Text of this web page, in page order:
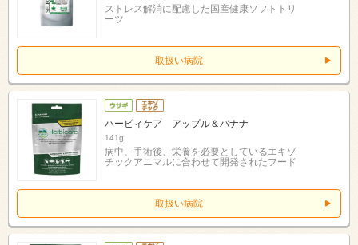
ストレス解消に配慮した国産健康ソフトトリ
ーツ
取扱い病院
ハービィケア アップル＆バナナ
141g
病中、手術後、栄養を必要としているエキゾ
チックアニマルに合わせて開発されたフード
取扱い病院